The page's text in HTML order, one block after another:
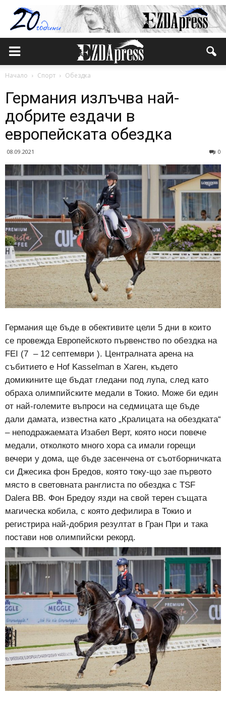
Начало Спорт Обездка
Германия излъчва най-
добрите ездачи в
европейската обездка
08.09.2021 0
Германия ще бъде в обективите цели 5 дни в които
се провежда Европейското първенство по обездка на
FEI (7 – 12 септември ). Централната арена на
събитието е Hof Kasselman в Хаген, където
домикините ще бъдат гледани под лупа, след като
обраха олимпийските медали в Токио. Може би един
от най-големите въпроси на седмицата ще бъде
дали дамата, известна като „Кралицата на обездката“
– неподражаемата Изабел Верт, която носи повече
медали, отколкото много хора са имали горещи
вечери у дома, ще бъде засенчена от съотборничката
си Джесика фон Бредов, която току-що зае първото
място в световната ранглиста по обездка с TSF
Dalera BB. Фон Бредоу язди на свой терен същата
магическа кобила, с която дефилира в Токио и
регистрира най-добрия резултат в Гран При и така
постави нов олимпийски рекорд.